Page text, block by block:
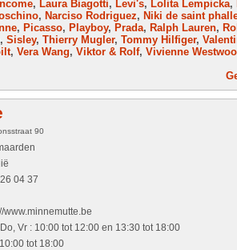
, Laura Biagotti, Levi's, Lolita Lempicka,
, Narciso Rodriguez, Niki de saint
, Picasso, Playboy, Prada, Ralph Lauren,
, Sisley, Thierry Mugler, Tommy Hilfiger,
, Vera Wang, Viktor & Rolf, Vivienne
90
04 37
www.minnemutte.be
Vr : 10:00 tot 12:00 en 13:30 tot 18:00
tot 18:00